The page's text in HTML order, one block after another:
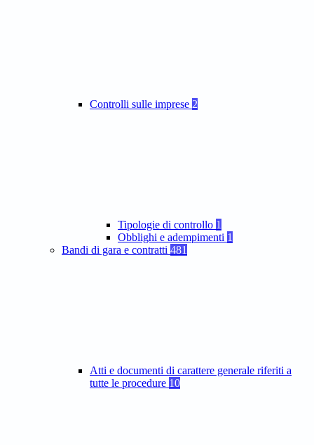
Controlli sulle imprese 2
Tipologie di controllo 1
Obblighi e adempimenti 1
Bandi di gara e contratti 481
Atti e documenti di carattere generale riferiti a
tutte le procedure 10